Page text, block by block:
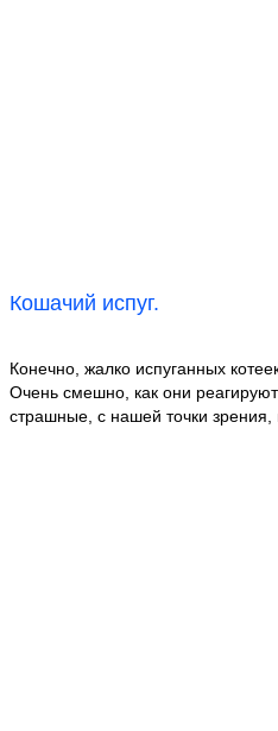
Кошачий испуг.
Конечно, жалко испуганных
Очень смешно, как они
страшные, с нашей точки зрения,